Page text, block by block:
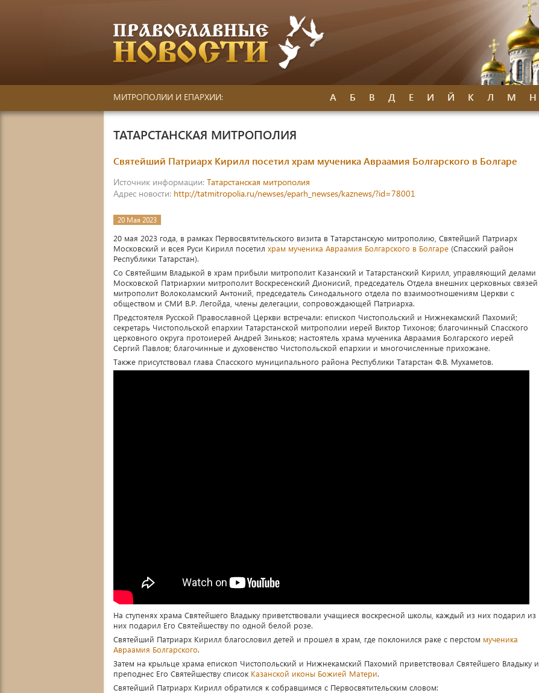
МИТРОПОЛИИ И ЕПАРХИИ: А Б В Д Е И Й К Л М Н
ТАТАРСТАНСКАЯ МИТРОПОЛИЯ
Святейший Патриарх Кирилл посетил храм мученика Авраамия Болгарского в Болгаре
Источник информации: Татарстанская митрополия
Адрес новости: http://tatmitropolia.ru/newses/eparh_newses/kaznews/?id=78001
20 Мая 2023
20 мая 2023 года, в рамках Первосвятительского визита в Татарстанскую митрополию, Святейший Патриарх
Московский и всея Руси Кирилл посетил храм мученика Авраамия Болгарского в Болгаре (Спасский район
Республики Татарстан).
Со Святейшим Владыкой в храм прибыли митрополит Казанский и Татарстанский Кирилл, управляющий делами
Московской Патриархии митрополит Воскресенский Дионисий, председатель Отдела внешних церковных связей
митрополит Волоколамский Антоний, председатель Синодального отдела по взаимоотношениям Церкви с
обществом и СМИ В.Р. Легойда, члены делегации, сопровождающей Патриарха.
Предстоятеля Русской Православной Церкви встречали: епископ Чистопольский и Нижнекамский Пахомий;
секретарь Чистопольской епархии Татарстанской митрополии иерей Виктор Тихонов; благочинный Спасского
церковного округа протоиерей Андрей Зиньков; настоятель храма мученика Авраамия Болгарского иерей
Сергий Павлов; благочинные и духовенство Чистопольской епархии и многочисленные прихожане.
Также присутствовал глава Спасского муниципального района Республики Татарстан Ф.В. Мухаметов.
На ступенях храма Святейшего Владыку приветствовали учащиеся воскресной школы, каждый из них подарил из
них подарил Его Святейшеству по одной белой розе.
Святейший Патриарх Кирилл благословил детей и прошел в храм, где поклонился раке с перстом мученика
Авраамия Болгарского.
Затем на крыльце храма епископ Чистопольский и Нижнекамский Пахомий приветствовал Святейшего Владыку и
преподнес Его Святейшеству список Казанской иконы Божией Матери.
Святейший Патриарх Кирилл обратился к собравшимся с Первосвятительским словом: